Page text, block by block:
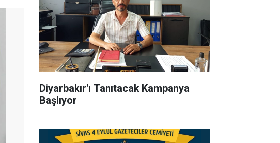
Diyarbakır'ı Tanıtacak Kampanya
Başlıyor